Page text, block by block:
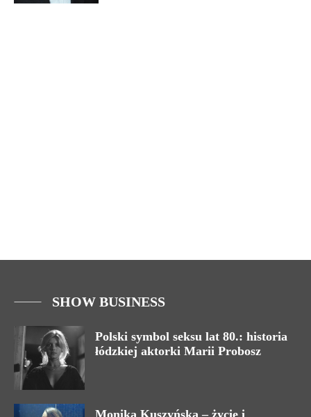
SHOW BUSINESS
Polski symbol seksu lat 80.: historia
łódzkiej aktorki Marii Probosz
Monika Kuszyńska – życie i